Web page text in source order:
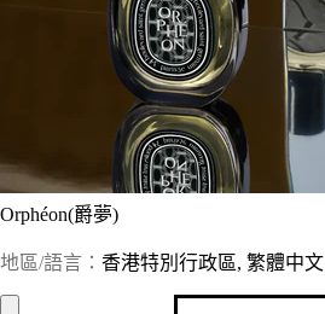
Orphéon(爵夢)
地區/語言： 香港特別行政區, 繁體中文